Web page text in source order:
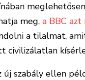
meg, a BBC azt
a tilalmat,
civilizálatlan
szabály ellen